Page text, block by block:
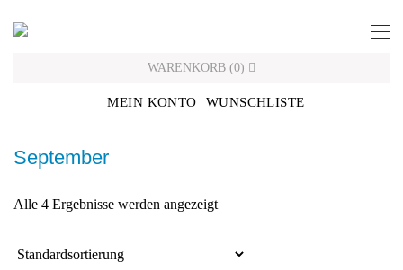
WARENKORB (0)
MEIN KONTO WUNSCHLISTE
September
Alle 4 Ergebnisse werden angezeigt